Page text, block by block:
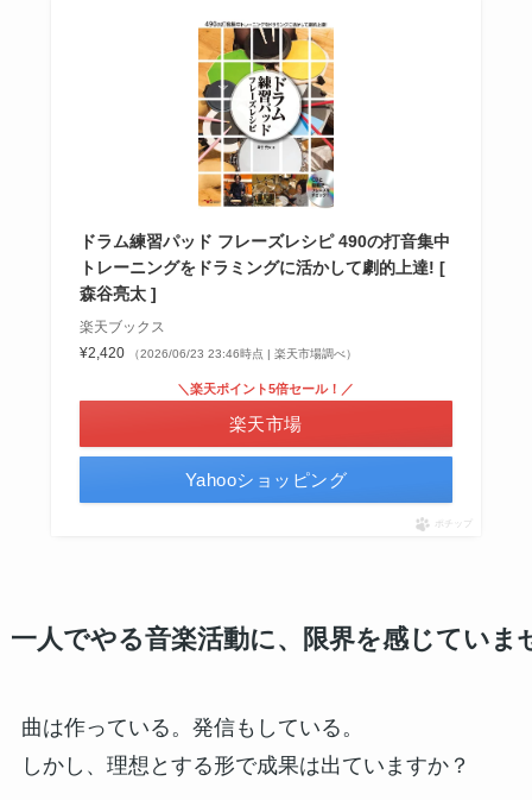
ドラム練習パッド フレーズレシピ 490の打音集中
トレーニングをドラミングに活かして劇的上達! [
森谷亮太 ]
楽天ブックス
¥2,420
（2026/06/23 23:46時点 | 楽天市場調べ）
＼楽天ポイント5倍セール！／
楽天市場
Yahooショッピング
ポチップ
一人でやる音楽活動に、限界を感じていま
曲は作っている。発信もしている。
しかし、理想とする形で成果は出ていますか？